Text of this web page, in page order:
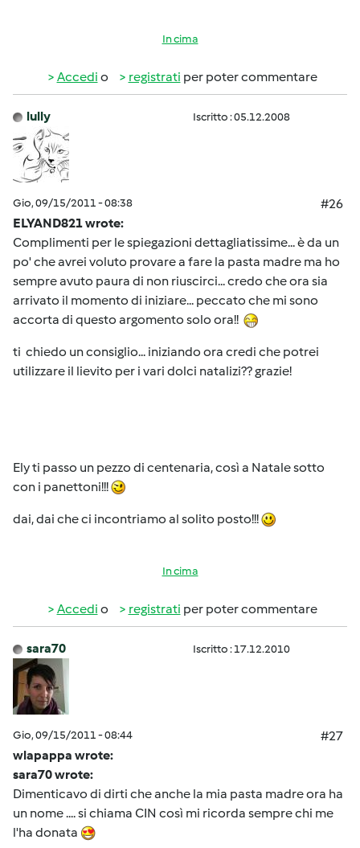
In cima
Accedi o registrati per poter commentare
lully Iscritto : 05.12.2008
Gio, 09/15/2011 - 08:38
#26
ELYAND821 wrote:
Complimenti per le spiegazioni dettagliatissime... è da un
po' che avrei voluto provare a fare la pasta madre ma ho
sempre avuto paura di non riuscirci... credo che ora sia
arrivato il momento di iniziare... peccato che mi sono
accorta di questo argomento solo ora!!
ti chiedo un consiglio... iniziando ora credi che potrei
utilizzare il lievito per i vari dolci natalizi?? grazie!
Ely ti passo un pezzo di centenaria, così a Natale sotto
con i panettoni!!!
dai, dai che ci incontriamo al solito posto!!!
In cima
Accedi o registrati per poter commentare
sara70 Iscritto : 17.12.2010
Gio, 09/15/2011 - 08:44
#27
wlapappa wrote:
sara70 wrote:
Dimenticavo di dirti che anche la mia pasta madre ora ha
un nome .... si chiama CIN così mi ricorda sempre chi me
l'ha donata